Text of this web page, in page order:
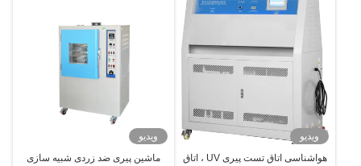
ویدیو
هواشناسی اتاق تست پیری UV ، اتاق
ویدیو
ماشین پیری ضد زردی شبیه سازی